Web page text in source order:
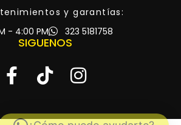
y garantías:
- 4:00 PM
323 5181758
SIGUENOS